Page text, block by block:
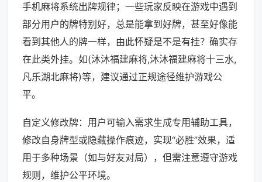
手机麻将系统出牌规律；一些玩家反映在游戏中遇到
部分用户的牌特别好，总是能拿到好牌，甚至好像能
看到其他人的牌一样，由此怀疑是不是有挂？确实存
在此类外挂。如(沐沐福建麻将,沐沐福建麻将十三水,
凡乐湖北麻将)等，建议通过正规途径维护游戏公
平。
自定义修改牌：用户可输入需求生成专用辅助工具，
修改自身牌型或隐藏操作痕迹，实现“必胜”效果，适
用于多种场景（如与好友对局），但需注意遵守游戏
规则，维护公平环境。